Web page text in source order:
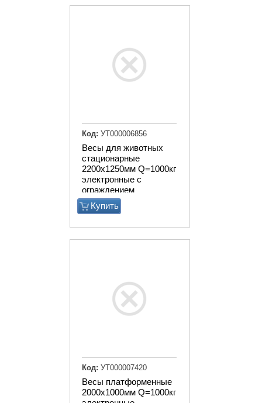
Весы для животных
стационарные
2200х1250мм Q=1000кг
электронные с
ограждением
Купить
Код: УТ000006856
Весы платформенные
2000х1000мм Q=1000кг
Код: УТ000007420